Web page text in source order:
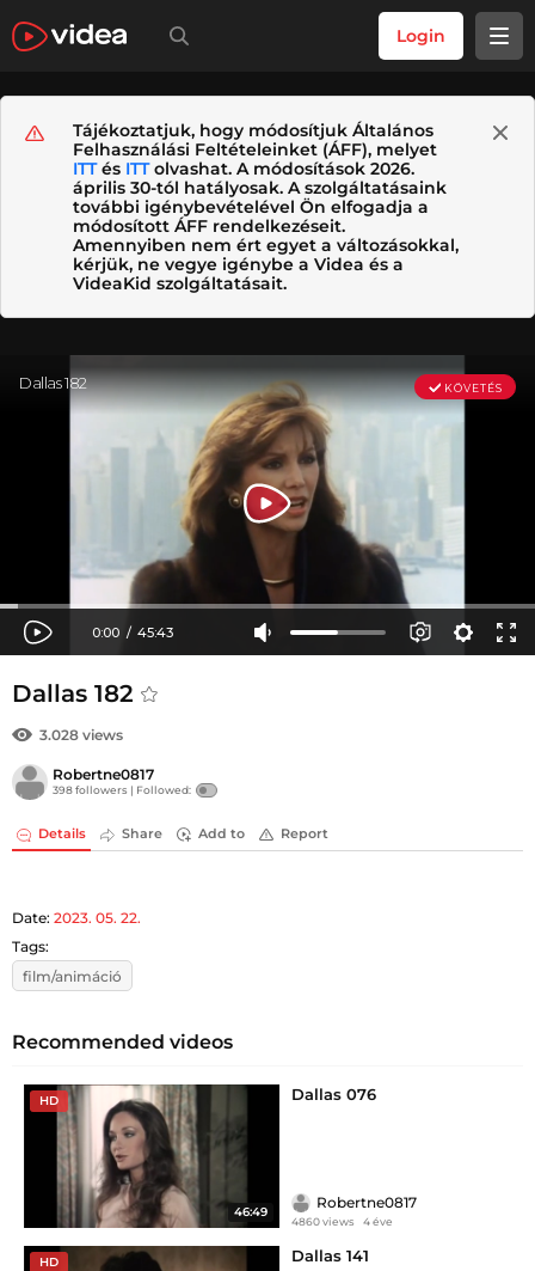
Login
Tájékoztatjuk, hogy módosítjuk Általános
Felhasználási Feltételeinket (ÁFF), melyet
ITTés ITTolvashat. A módosítások 2026.
április 30-tól hatályosak. A szolgáltatásaink
további igénybevételével Ön elfogadja a
módosított ÁFF rendelkezéseit.
Amennyiben nem ért egyet a változásokkal,
kérjük, ne vegye igénybe a Videa és a
VideaKid szolgáltatásait.
Dallas 182
3.028 views
Robertne0817
398 followers | Followed:
Details Share Add to Report
Date: 2023. 05. 22.
Tags:
film/animáció
Recommended videos
HD
46:49
Dallas 076
Robertne0817
4860 views 4 éve
HD Dallas 141